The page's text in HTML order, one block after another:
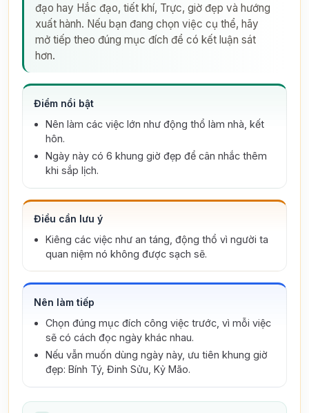
đạo hay Hắc đạo, tiết khí, Trực, giờ đẹp và hướng
xuất hành. Nếu bạn đang chọn việc cụ thể, hãy
mở tiếp theo đúng mục đích để có kết luận sát
hơn.
Điểm nổi bật
Nên làm các việc lớn như động thổ làm nhà, kết
hôn.
Ngày này có 6 khung giờ đẹp để cân nhắc thêm
khi sắp lịch.
Điều cần lưu ý
Kiêng các việc như an táng, động thổ vì người ta
quan niệm nó không được sạch sẽ.
Nên làm tiếp
Chọn đúng mục đích công việc trước, vì mỗi việc
sẽ có cách đọc ngày khác nhau.
Nếu vẫn muốn dùng ngày này, ưu tiên khung giờ
đẹp: Bính Tý, Đinh Sửu, Kỷ Mão.